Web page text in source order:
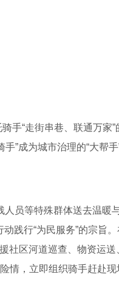
“走街串巷、联通万家”
”成为城市治理的“大帮手”
员等特殊群体送去温暖
践行“为民服务”的宗旨
社区河道巡查、物资运
情，立即组织骑手赶赴